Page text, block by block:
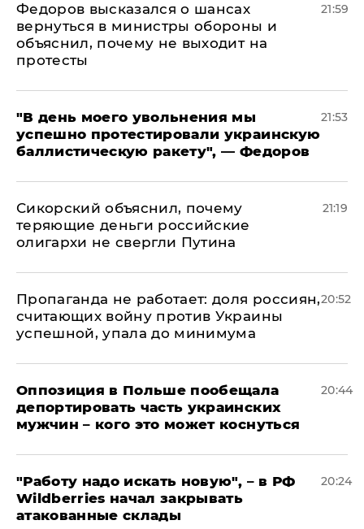
Федоров высказался о шансах
вернуться в министры обороны и
объяснил, почему не выходит на
протесты
21:59
​"В день моего увольнения мы
успешно протестировали украинскую
баллистическую ракету", — Федоров
21:53
Сикорский объяснил, почему
теряющие деньги российские
олигархи не свергли Путина
21:19
​Пропаганда не работает: доля россиян,
считающих войну против Украины
успешной, упала до минимума
20:52
Оппозиция в Польше пообещала
депортировать часть украинских
мужчин – кого это может коснуться
20:44
"Работу надо искать новую", – в РФ
Wildberries начал закрывать
атакованные склады
20:24